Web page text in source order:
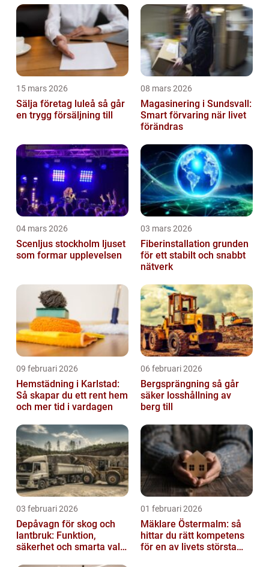
investering
15 mars 2026
Sälja företag luleå så går
en trygg försäljning till
08 mars 2026
Magasinering i Sundsvall:
Smart förvaring när livet
förändras
04 mars 2026
Scenljus stockholm ljuset
som formar upplevelsen
03 mars 2026
Fiberinstallation grunden
för ett stabilt och snabbt
nätverk
09 februari 2026
Hemstädning i Karlstad:
Så skapar du ett rent hem
och mer tid i vardagen
06 februari 2026
Bergsprängning så går
säker losshållning av
berg till
03 februari 2026
Depåvagn för skog och
lantbruk: Funktion,
säkerhet och smarta val
01 februari 2026
Mäklare Östermalm: så
hittar du rätt kompetens
för en av livets största